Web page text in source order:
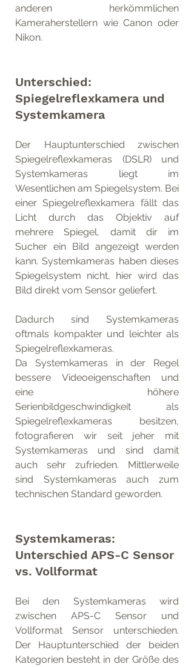
anderen herkömmlichen
Kameraherstellern wie Canon oder
Nikon.
Unterschied:
Spiegelreflexkamera und
Systemkamera
Der Hauptunterschied zwischen
Spiegelreflexkameras (DSLR) und
Systemkameras liegt im
Wesentlichen am Spiegelsystem. Bei
einer Spiegelreflexkamera fällt das
Licht durch das Objektiv auf
mehrere Spiegel, damit dir im
Sucher ein Bild angezeigt werden
kann. Systemkameras haben dieses
Spiegelsystem nicht, hier wird das
Bild direkt vom Sensor geliefert.
Dadurch sind Systemkameras
oftmals kompakter und leichter als
Spiegelreflexkameras.
Da Systemkameras in der Regel
bessere Videoeigenschaften und
eine höhere
Serienbildgeschwindigkeit als
Spiegelreflexkameras besitzen,
fotografieren wir seit jeher mit
Systemkameras und sind damit
auch sehr zufrieden. Mittlerweile
sind Systemkameras auch zum
technischen Standard geworden.
Systemkameras:
Unterschied APS-C Sensor
vs. Vollformat
Bei den Systemkameras wird
zwischen APS-C Sensor und
Vollformat Sensor unterschieden.
Der Hauptunterschied der beiden
Kategorien besteht in der Größe des